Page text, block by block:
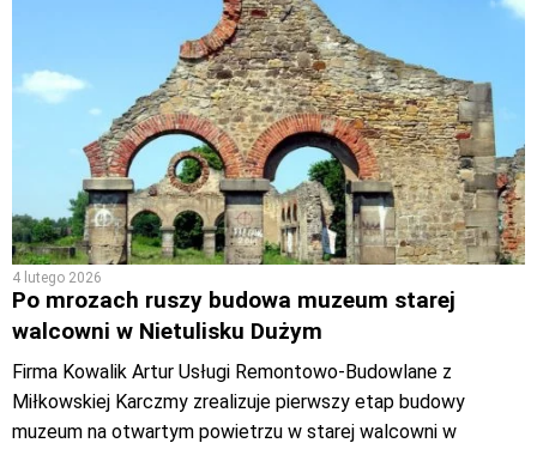
4 lutego 2026
Po mrozach ruszy budowa muzeum starej
walcowni w Nietulisku Dużym
Firma Kowalik Artur Usługi Remontowo-Budowlane z
Miłkowskiej Karczmy zrealizuje pierwszy etap budowy
muzeum na otwartym powietrzu w starej walcowni w